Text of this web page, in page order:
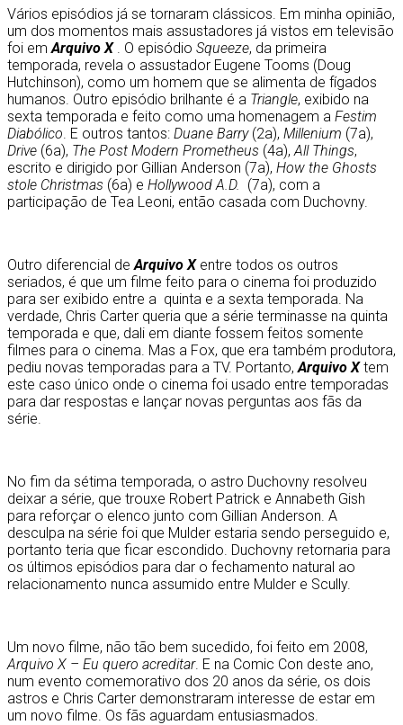
Vários episódios já se tornaram clássicos. Em minha opinião,
um dos momentos mais assustadores já vistos em televisão
foi em Arquivo X. O episódio Squeeze, da primeira
temporada, revela o assustador Eugene Tooms (Doug
Hutchinson), como um homem que se alimenta de fígados
humanos. Outro episódio brilhante é a Triangle, exibido na
sexta temporada e feito como uma homenagem a Festim
Diabólico . E outros tantos: Duane Barry (2a), Millenium (7a),
Drive (6a), The Post Modern Prometheus (4a), All Things,
escrito e dirigido por Gillian Anderson (7a), How the Ghosts
stole Christmas (6a) e Hollywood A.D.
(7a), com a
participação de Tea Leoni, então casada com Duchovny.
Outro diferencial de Arquivo Xentre todos os outros
seriados, é que um filme feito para o cinema foi produzido
para ser exibido entre a quinta e a sexta temporada. Na
verdade, Chris Carter queria que a série terminasse na quinta
temporada e que, dali em diante fossem feitos somente
filmes para o cinema. Mas a Fox, que era também produtora,
pediu novas temporadas para a TV. Portanto, Arquivo Xtem
este caso único onde o cinema foi usado entre temporadas
para dar respostas e lançar novas perguntas aos fãs da
série.
No fim da sétima temporada, o astro Duchovny resolveu
deixar a série, que trouxe Robert Patrick e Annabeth Gish
para reforçar o elenco junto com Gillian Anderson. A
desculpa na série foi que Mulder estaria sendo perseguido e,
portanto teria que ficar escondido. Duchovny retornaria para
os últimos episódios para dar o fechamento natural ao
relacionamento nunca assumido entre Mulder e Scully.
Um novo filme, não tão bem sucedido, foi feito em 2008,
Arquivo X – Eu quero acreditar. E na Comic Con deste ano,
num evento comemorativo dos 20 anos da série, os dois
astros e Chris Carter demonstraram interesse de estar em
um novo filme. Os fãs aguardam entusiasmados.